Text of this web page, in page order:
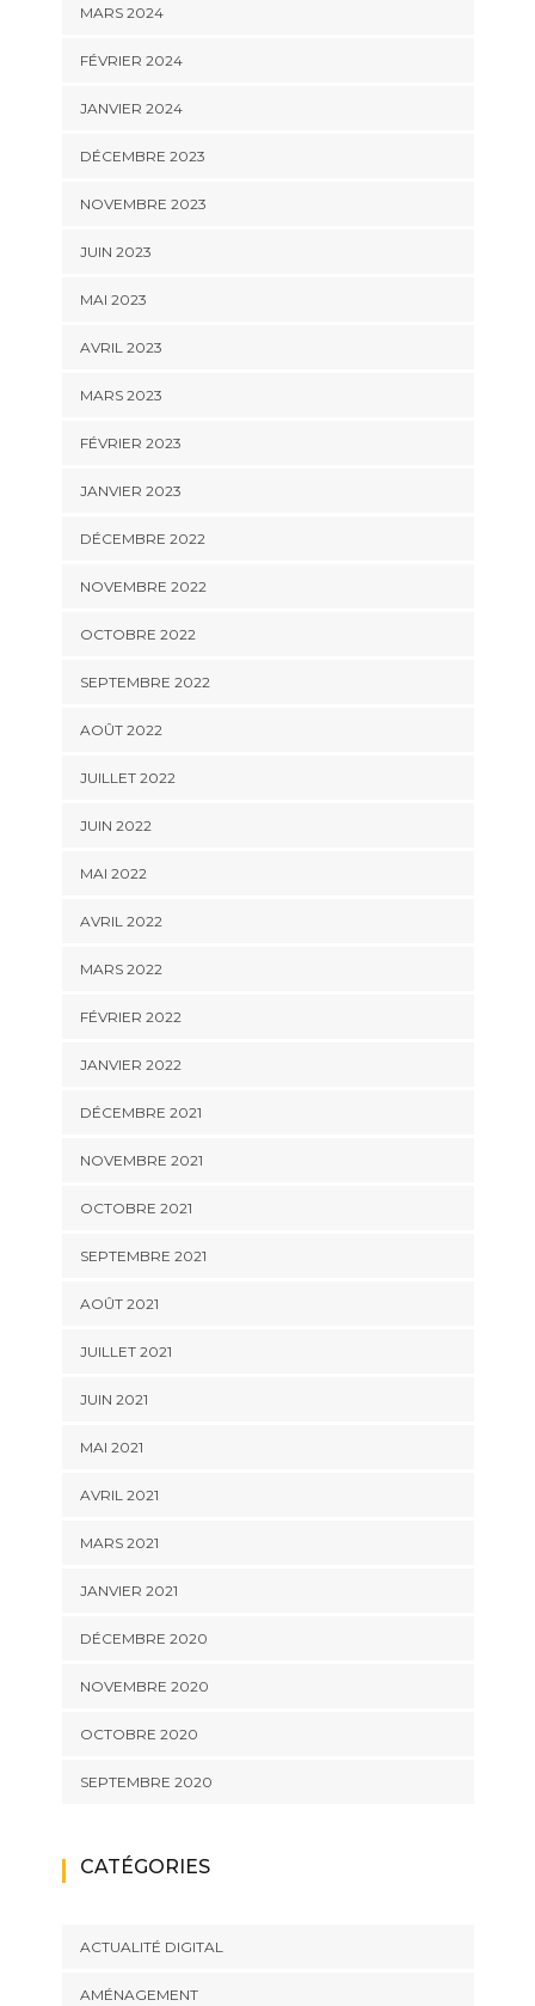
MARS 2024
FÉVRIER 2024
JANVIER 2024
DÉCEMBRE 2023
NOVEMBRE 2023
JUIN 2023
MAI 2023
AVRIL 2023
MARS 2023
FÉVRIER 2023
JANVIER 2023
DÉCEMBRE 2022
NOVEMBRE 2022
OCTOBRE 2022
SEPTEMBRE 2022
AOÛT 2022
JUILLET 2022
JUIN 2022
MAI 2022
AVRIL 2022
MARS 2022
FÉVRIER 2022
JANVIER 2022
DÉCEMBRE 2021
NOVEMBRE 2021
OCTOBRE 2021
SEPTEMBRE 2021
AOÛT 2021
JUILLET 2021
JUIN 2021
MAI 2021
AVRIL 2021
MARS 2021
JANVIER 2021
DÉCEMBRE 2020
NOVEMBRE 2020
OCTOBRE 2020
SEPTEMBRE 2020
CATÉGORIES
ACTUALITÉ DIGITAL
AMÉNAGEMENT